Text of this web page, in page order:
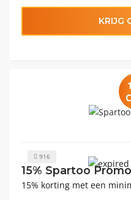
KRIJG
916
15% Spartoo
15% korting met een